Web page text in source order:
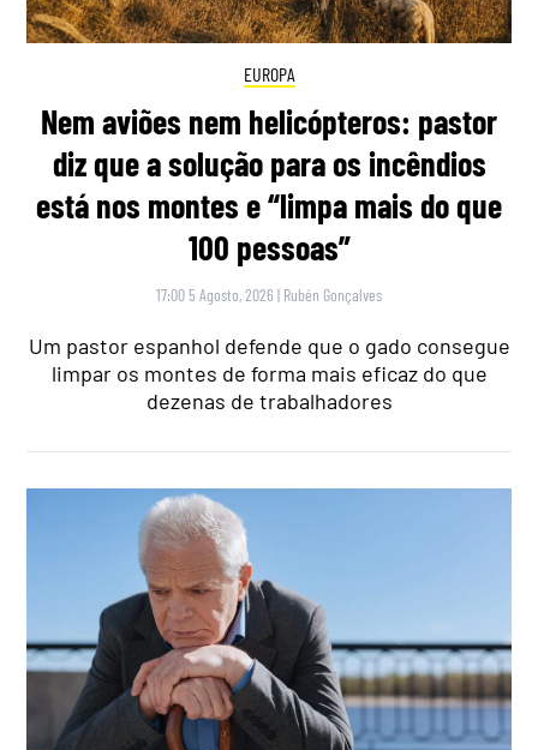
EUROPA
Nem aviões nem helicópteros: pastor
diz que a solução para os incêndios
está nos montes e “limpa mais do que
100 pessoas”
17:00 5 Agosto, 2026 | Rubén Gonçalves
Um pastor espanhol defende que o gado consegue
limpar os montes de forma mais eficaz do que
dezenas de trabalhadores